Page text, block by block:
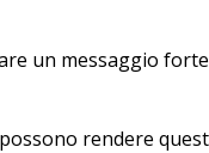
un messaggio
rendere